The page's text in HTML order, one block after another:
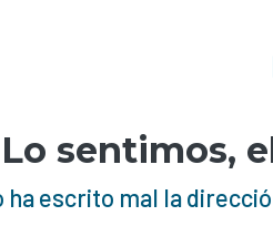
Auxiliar
Auxiliar
Lo sentimos,
ha escrito mal la